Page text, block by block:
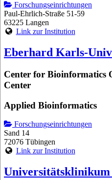
Forschungseinrichtungen
Paul-Ehrlich-Straße 51-59
63225 Langen
Link zur Institution
Eberhard Karls-
Center for Bioinformatics
Center
Applied Bioinformatics
Forschungseinrichtungen
Sand 14
72076 Tübingen
Link zur Institution